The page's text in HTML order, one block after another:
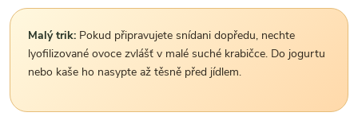
Malý trik: Pokud připravujete snídani dopředu, nechte
lyofilizované ovoce zvlášť v malé suché krabičce. Do jogurtu
nebo kaše ho nasypte až těsně před jídlem.